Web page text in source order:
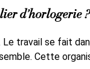
d’horlogerie ?
travail se fait
Cette